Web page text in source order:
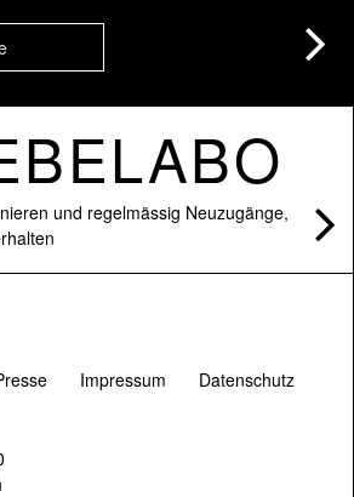
und regelmässig Neuzugänge,
Impressum Datenschutz